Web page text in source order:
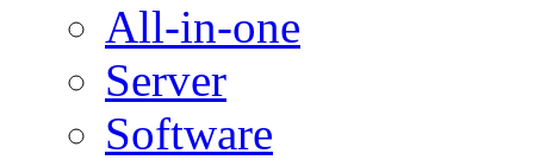
All-in-one
Server
Software